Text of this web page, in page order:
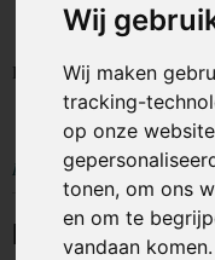
Wij
Wij maken
tracking-
op onze
tonen, om ons
en om te
vandaan komen.
Inloggen Registreren
Home >PARACORD
PARACORD